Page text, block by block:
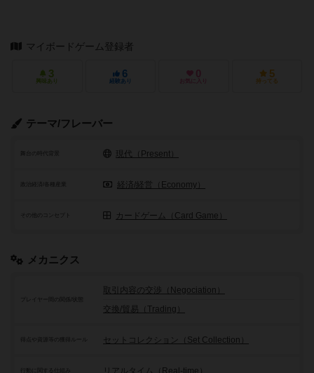
マイボードゲーム登録者
3
興味あり
6
経験あり
0
お気に入り
5
持ってる
テーマ/フレーバー
舞台の時代背景 現代（Present）
政治経済/各種産業 経済/経営（Economy）
その他のコンセプト カードゲーム（Card Game）
メカニクス
プレイヤー間の関係/状態
取引内容の交渉（Negociation）
交換/貿易（Trading）
セットコレクション（Set Collection）
行動に関する仕組み リアルタイム（Real-time）